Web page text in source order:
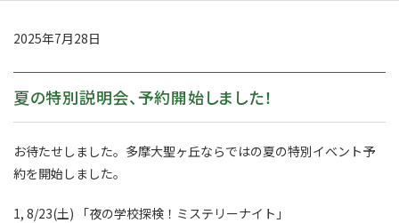
2025年7月28日
夏の特別説明会、予約開始しました！
お待たせしました。多摩大聖ヶ丘ならではの夏の特別イベント予
約を開始しました。
1, 8/23(土) 「夜の学校探検！ミステリーナイト」